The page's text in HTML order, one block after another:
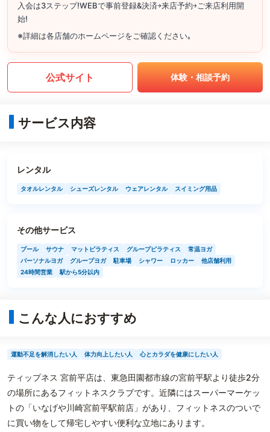
入会は3ステップ!WEBで事前登録&決済￫来店予約￫ご来店利用開
始!
※詳細は各店舗のホームページをご確認ください｡
公式サイト 体験・相談予約
サービス内容
レンタル
タオルレンタル シューズレンタル ウェアレンタル スイミング用品
その他サービス
プール サウナ マットピラティス グループピラティス
常温ヨガ
パーソナルヨガ
グループヨガ 駐車場 シャワー ロッカー
他店舗利用
24時間営業
駅から5分以内
こんな人におすすめ
運動不足を解消したい人 体力向上したい人 心とカラダを健康にしたい人
ティップネス 宮前平店は、東急田園都市線の宮前平駅より徒歩2分
の場所にあるフィットネスクラブです。近隣にはスーパーマーケッ
トの「いなげや川崎宮前平駅前店」があり、フィットネスのついで
に買い物をして帰宅しやすい便利な立地にあります。